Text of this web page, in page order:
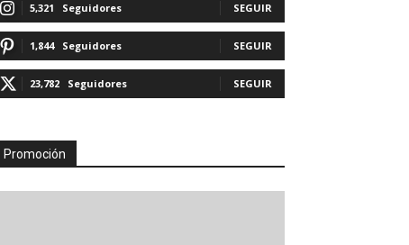
5,321 Seguidores SEGUIR
1,844 Seguidores SEGUIR
23,782 Seguidores SEGUIR
Promoción